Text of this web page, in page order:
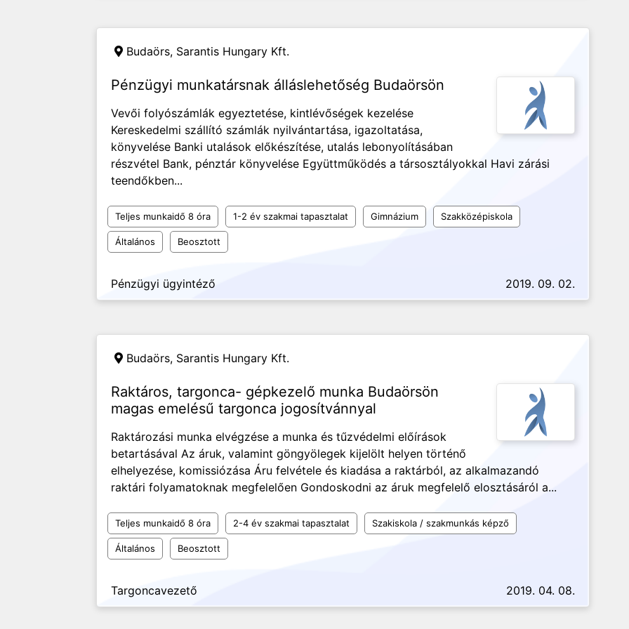
Budaörs, Sarantis Hungary Kft.
Pénzügyi munkatársnak álláslehetőség Budaörsön
Vevői folyószámlák egyeztetése, kintlévőségek kezelése
Kereskedelmi szállító számlák nyilvántartása, igazoltatása,
könyvelése Banki utalások előkészítése, utalás lebonyolításában
részvétel Bank, pénztár könyvelése Együttműködés a társosztályokkal Havi zárási
teendőkben...
Teljes munkaidő 8 óra 1-2 év szakmai tapasztalat Gimnázium Szakközépiskola
Általános Beosztott
Pénzügyi ügyintéző 2019. 09. 02.
Budaörs, Sarantis Hungary Kft.
Raktáros, targonca- gépkezelő munka Budaörsön
magas emelésű targonca jogosítvánnyal
Raktározási munka elvégzése a munka és tűzvédelmi előírások
betartásával Az áruk, valamint göngyölegek kijelölt helyen történő
elhelyezése, komissiózása Áru felvétele és kiadása a raktárból, az alkalmazandó
raktári folyamatoknak megfelelően Gondoskodni az áruk megfelelő elosztásáról a...
Teljes munkaidő 8 óra 2-4 év szakmai tapasztalat Szakiskola / szakmunkás képző
Általános Beosztott
Targoncavezető 2019. 04. 08.